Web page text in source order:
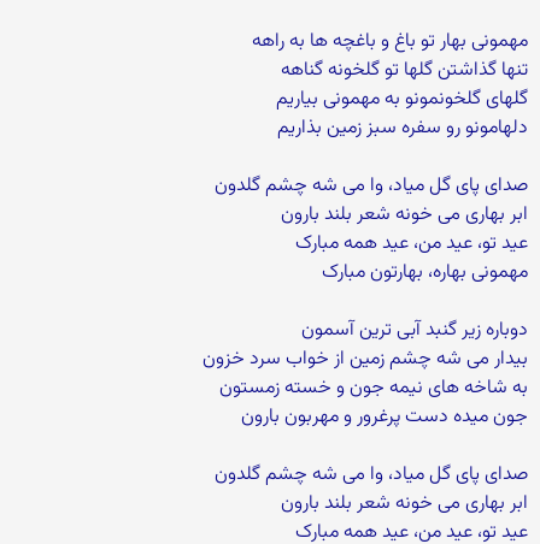
مهمونی بهار تو باغ و باغچه ها به راهه
تنها گذاشتن گلها تو گلخونه گناهه
گلهای گلخونمونو به مهمونی بیاریم
دلهامونو رو سفره سبز زمین بذاریم
صدای پای گل میاد، وا می شه چشم گلدون
ابر بهاری می خونه شعر بلند بارون
عید تو، عید من، عید همه مبارک
مهمونی بهاره، بهارتون مبارک
دوباره زیر گنبد آبی ترین آسمون
بیدار می شه چشم زمین از خواب سرد خزون
به شاخه های نیمه جون و خسته زمستون
جون میده دست پرغرور و مهربون بارون
صدای پای گل میاد، وا می شه چشم گلدون
ابر بهاری می خونه شعر بلند بارون
عید تو، عید من، عید همه مبارک